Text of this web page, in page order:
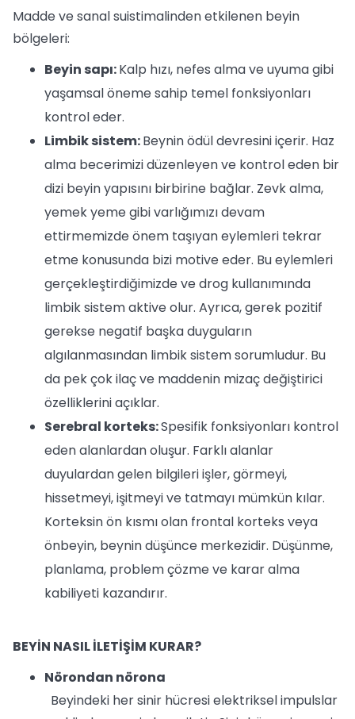
Madde ve sanal suistimalinden etkilenen beyin
bölgeleri:
Beyin sapı:Kalp hızı, nefes alma ve uyuma gibi
yaşamsal öneme sahip temel fonksiyonları
kontrol eder.
Limbik sistem:Beynin ödül devresini içerir. Haz
alma becerimizi düzenleyen ve kontrol eden bir
dizi beyin yapısını birbirine bağlar. Zevk alma,
yemek yeme gibi varlığımızı devam
ettirmemizde önem taşıyan eylemleri tekrar
etme konusunda bizi motive eder. Bu eylemleri
gerçekleştirdiğimizde ve drog kullanımında
limbik sistem aktive olur. Ayrıca, gerek pozitif
gerekse negatif başka duyguların
algılanmasından limbik sistem sorumludur. Bu
da pek çok ilaç ve maddenin mizaç değiştirici
özelliklerini açıklar.
Serebral korteks:Spesifik fonksiyonları kontrol
eden alanlardan oluşur. Farklı alanlar
duyulardan gelen bilgileri işler, görmeyi,
hissetmeyi, işitmeyi ve tatmayı mümkün kılar.
Korteksin ön kısmı olan frontal korteks veya
önbeyin, beynin düşünce merkezidir. Düşünme,
planlama, problem çözme ve karar alma
kabiliyeti kazandırır.
BEYİN NASIL İLETİŞİM KURAR?
Nörondan nörona
Beyindeki her sinir hücresi elektriksel impulslar